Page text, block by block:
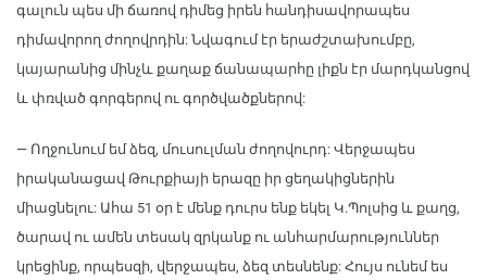
գալուն պես մի ճառով դիմեց իրեն հանդիսավորապես
դիմավորող ժողովրդին: Նվագում էր երաժշտախումբը,
կայարանից մինչև քաղաք ճանապարհը լիքն էր մարդկանցով
և փռված գորգերով ու գործվածքներով:
— Ողջունում եմ ձեզ, մուսուլման ժողովուրդ: Վերջապես
իրականացավ Թուրքիայի երազը իր ցեղակիցներին
միացնելու: Ահա 51 օր է մենք դուրս ենք եկել Կ.Պոլսից և քաղց,
ծարավ ու ամեն տեսակ զրկանք ու անհարմարություններ
կրեցինք, որպեսզի, վերջապես, ձեզ տեսնենք: Հույս ունեմ ես